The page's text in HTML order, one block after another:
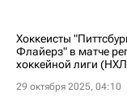
Евгений Дадонов
Хоккеисты
Флайерз" в матче
хоккейной лиги
29 октября 2025, 04:10